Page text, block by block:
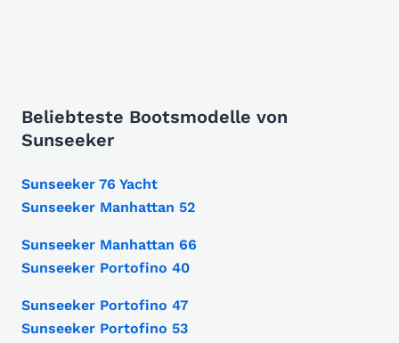
Beliebteste Bootsmodelle von
Sunseeker
Sunseeker 76 Yacht
Sunseeker Manhattan 52
Sunseeker Manhattan 66
Sunseeker Portofino 40
Sunseeker Portofino 47
Sunseeker Portofino 53